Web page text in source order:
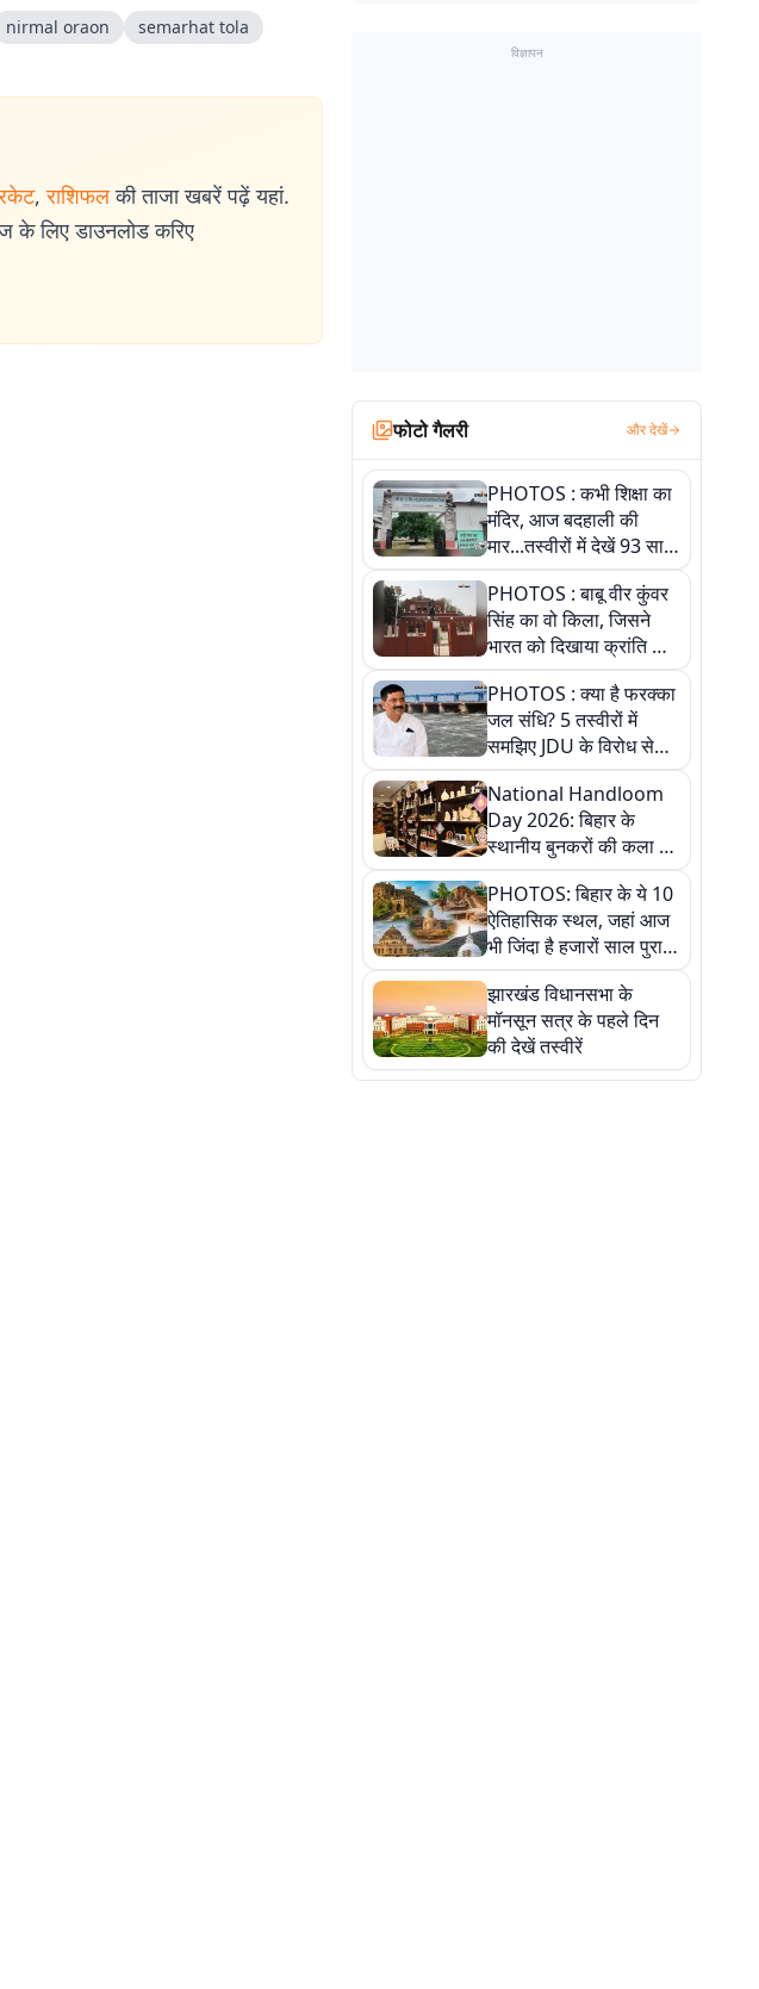
nirmal oraon
semarhat tola
, राशिफल की ताजा खबरें पढ़ें यहां.
के लिए डाउनलोड करिए
विज्ञापन
फोटो गैलरी और देखें
PHOTOS : कभी शिक्षा का
मंदिर, आज बदहाली की
मार...तस्वीरों में देखें 93 साल
पुराने इस हाई स्कूल की
हकीकत
PHOTOS : बाबू वीर कुंवर
सिंह का वो किला, जिसने
भारत को दिखाया क्रांति का
रास्ता: तस्वीरों में देखिए
PHOTOS : क्या है फरक्का
जल संधि? 5 तस्वीरों में
समझिए JDU के विरोध से
लेकर बिहार पर असर तक
पूरी कहानी
National Handloom
Day 2026: बिहार के
स्थानीय बुनकरों की कला को
सलाम, तस्वीरों में देखें
हस्तकरघा की समृद्ध परंपरा
PHOTOS: बिहार के ये 10
ऐतिहासिक स्थल, जहां आज
भी जिंदा है हजारों साल पुराना
इतिहास, एक बार जरूर घूमिए
झारखंड विधानसभा के
मॉनसून सत्र के पहले दिन
की देखें तस्वीरें